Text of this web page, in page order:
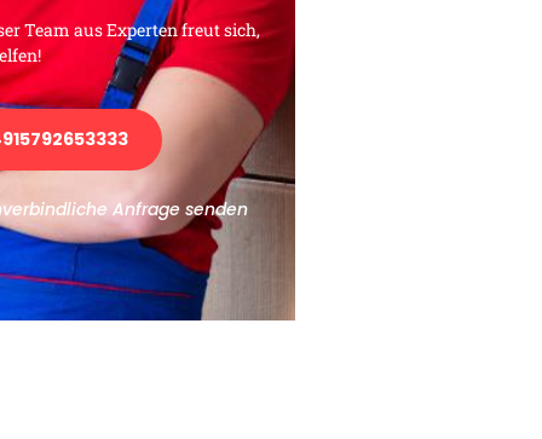
Team aus Experten freut sich,
Anfrage senden